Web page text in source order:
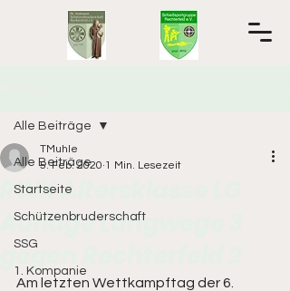
Alle Beiträge
Startseite
Schützenbruderschaft
SSG
1. Kompanie
Alle Beiträge
RWK Altersklasse LG
Auflage Langwege 3
gegen Rechterfeld 2
TMuhle
5. Feb. 2020 1 Min. Lesezeit
Am letzten Wettkampftag der 6.